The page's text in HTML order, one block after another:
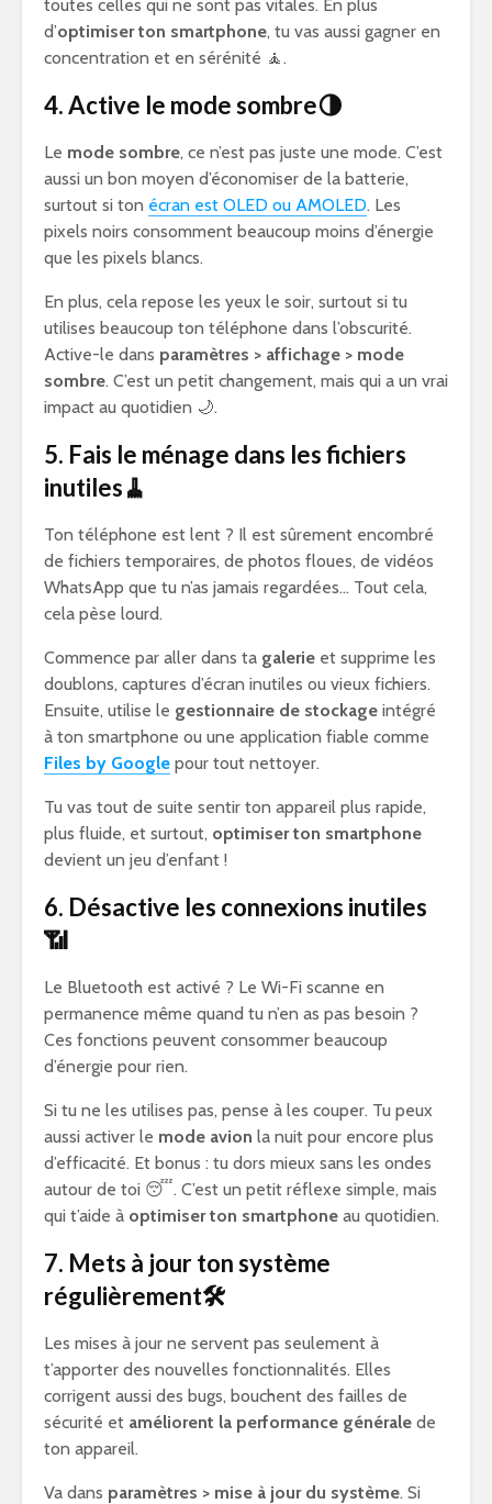
toutes celles qui ne sont pas vitales. En plus
d’optimiser ton smartphone, tu vas aussi gagner en
concentration et en sérénité 🧘.
4. Active le mode sombre🌗
Le mode sombre, ce n’est pas juste une mode. C’est
aussi un bon moyen d’économiser de la batterie,
surtout si ton écran est OLED ou AMOLED. Les
pixels noirs consomment beaucoup moins d’énergie
que les pixels blancs.
En plus, cela repose les yeux le soir, surtout si tu
utilises beaucoup ton téléphone dans l’obscurité.
Active-le dans paramètres > affichage > mode
sombre. C’est un petit changement, mais qui a un vrai
impact au quotidien 🌙.
5. Fais le ménage dans les fichiers
inutiles🧹
Ton téléphone est lent ? Il est sûrement encombré
de fichiers temporaires, de photos floues, de vidéos
WhatsApp que tu n’as jamais regardées… Tout cela,
cela pèse lourd.
Commence par aller dans ta galerie et supprime les
doublons, captures d’écran inutiles ou vieux fichiers.
Ensuite, utilise le gestionnaire de stockage intégré
à ton smartphone ou une application fiable comme
Files by Google pour tout nettoyer.
Tu vas tout de suite sentir ton appareil plus rapide,
plus fluide, et surtout, optimiser ton smartphone
devient un jeu d’enfant !
6. Désactive les connexions inutiles
📶
Le Bluetooth est activé ? Le Wi-Fi scanne en
permanence même quand tu n’en as pas besoin ?
Ces fonctions peuvent consommer beaucoup
d’énergie pour rien.
Si tu ne les utilises pas, pense à les couper. Tu peux
aussi activer le mode avion la nuit pour encore plus
d’efficacité. Et bonus : tu dors mieux sans les ondes
autour de toi 😴. C’est un petit réflexe simple, mais
qui t’aide à optimiser ton smartphone au quotidien.
7. Mets à jour ton système
régulièrement🛠️
Les mises à jour ne servent pas seulement à
t’apporter des nouvelles fonctionnalités. Elles
corrigent aussi des bugs, bouchent des failles de
sécurité et améliorent la performance générale de
ton appareil.
Va dans paramètres > mise à jour du système. Si